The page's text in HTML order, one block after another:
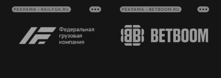
РЕКЛАМА • RAILFGK.RU РЕКЛАМА • BETBOOM.RU